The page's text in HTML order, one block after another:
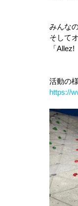
みんな
そして
「
活動の
https://